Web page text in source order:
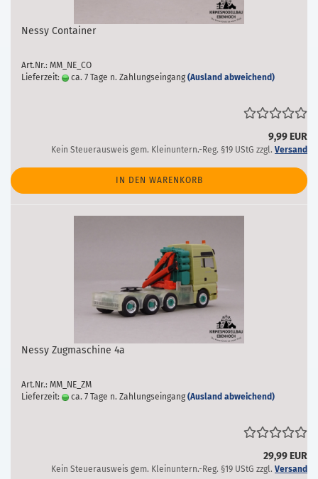
Nessy Container
Art.Nr.: MM_NE_CO
Lieferzeit:
ca. 7 Tage n. Zahlungseingang (Ausland abweichend)
9,99 EUR
Kein Steuerausweis gem. Kleinuntern.-Reg. §19 UStG zzgl. Versand
IN DEN WARENKORB
Nessy Zugmaschine 4a
Art.Nr.: MM_NE_ZM
Lieferzeit:
ca. 7 Tage n. Zahlungseingang (Ausland abweichend)
29,99 EUR
Kein Steuerausweis gem. Kleinuntern.-Reg. §19 UStG zzgl. Versand